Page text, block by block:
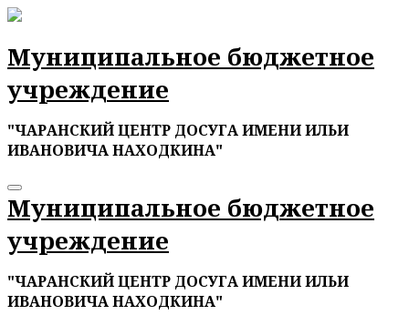
Перейти
содержимому
Муниципальное бюджетное
учреждение
"ЧАРАНСКИЙ ЦЕНТР ДОСУГА ИМЕНИ ИЛЬИ
ИВАНОВИЧА НАХОДКИНА"
Муниципальное бюджетное
учреждение
"ЧАРАНСКИЙ ЦЕНТР ДОСУГА ИМЕНИ ИЛЬИ
ИВАНОВИЧА НАХОДКИНА"